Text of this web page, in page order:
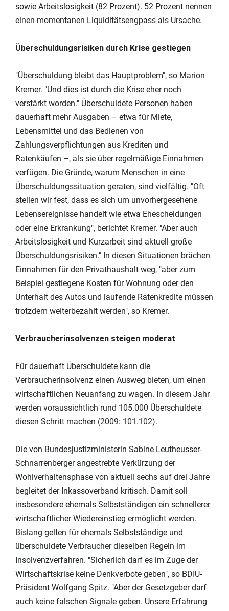
sowie Arbeitslosigkeit (82 Prozent). 52 Prozent nennen
einen momentanen Liquiditätsengpass als Ursache.
Überschuldungsrisiken durch Krise gestiegen
"Überschuldung bleibt das Hauptproblem", so Marion
Kremer. "Und dies ist durch die Krise eher noch
verstärkt worden." Überschuldete Personen haben
dauerhaft mehr Ausgaben – etwa für Miete,
Lebensmittel und das Bedienen von
Zahlungsverpflichtungen aus Krediten und
Ratenkäufen –, als sie über regelmäßige Einnahmen
verfügen. Die Gründe, warum Menschen in eine
Überschuldungssituation geraten, sind vielfältig. "Oft
stellen wir fest, dass es sich um unvorhergesehene
Lebensereignisse handelt wie etwa Ehescheidungen
oder eine Erkrankung", berichtet Kremer. "Aber auch
Arbeitslosigkeit und Kurzarbeit sind aktuell große
Überschuldungsrisiken." In diesen Situationen brächen
Einnahmen für den Privathaushalt weg, "aber zum
Beispiel gestiegene Kosten für Wohnung oder den
Unterhalt des Autos und laufende Ratenkredite müssen
trotzdem weiterbezahlt werden", so Kremer.
Verbraucherinsolvenzen steigen moderat
Für dauerhaft Überschuldete kann die
Verbraucherinsolvenz einen Ausweg bieten, um einen
wirtschaftlichen Neuanfang zu wagen. In diesem Jahr
werden voraussichtlich rund 105.000 Überschuldete
diesen Schritt machen (2009: 101.102).
Die von Bundesjustizministerin Sabine Leutheusser-
Schnarrenberger angestrebte Verkürzung der
Wohlverhaltensphase von aktuell sechs auf drei Jahre
begleitet der Inkassoverband kritisch. Damit soll
insbesondere ehemals Selbstständigen ein schnellerer
wirtschaftlicher Wiedereinstieg ermöglicht werden.
Bislang gelten für ehemals Selbstständige und
überschuldete Verbraucher dieselben Regeln im
Insolvenzverfahren. "Sicherlich darf es im Zuge der
Wirtschaftskrise keine Denkverbote geben", so BDIU-
Präsident Wolfgang Spitz. "Aber der Gesetzgeber darf
auch keine falschen Signale geben. Unsere Erfahrung